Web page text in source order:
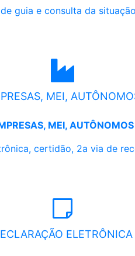
guia e consulta da
MEI,
MEI, AUTÔNOMOS
certidão, 2a via de
ELETRÔNICA